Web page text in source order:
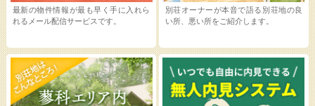
最新の物件情報が最も早く手に入れら
れるメール配信サービスです。
別荘オーナーが本音で語る別荘地の良
い所、悪い所をご紹介します。